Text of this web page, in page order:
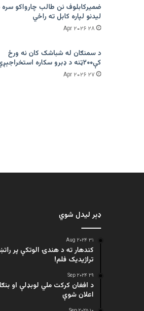
ضمیرکابلوف نن طالب چارواکو سره
لیدنو لپاره کابل ته راځي
۲۸ Apr ۲۰۲۶
د سمنګان له شباشک کان نه ورځ
کې۲۰۰ټنه د ډبرو سکاره استخراجېږي
۲۷ Apr ۲۰۲۶
ډېر لیدل شوي
۳۱ Aug ۲۰۲۴
کندهار ته د هندۍ الوتکې پر
تراژيديک فلم!
۲۹ Sep ۲۰۲۴
د افغان کرکت ملي لوبډلې او
اعلان شوې